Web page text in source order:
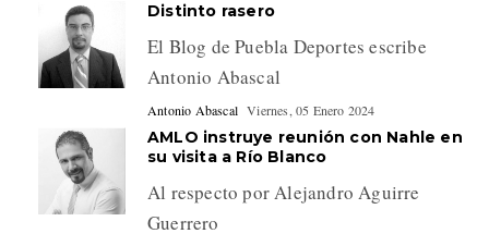
Distinto rasero
El Blog de Puebla Deportes escribe
Antonio Abascal
Antonio Abascal Viernes, 05 Enero 2024
AMLO instruye reunión con Nahle en
su visita a Río Blanco
Al respecto por Alejandro Aguirre
Guerrero